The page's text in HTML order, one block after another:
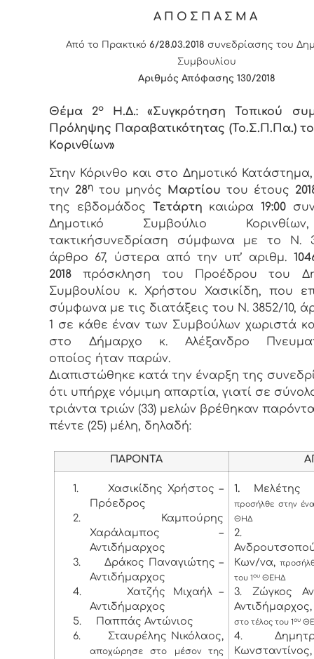
ΑΠΟΣΠΑΣΜΑ
Από το Πρακτικό 6/28.03.2018 συνεδρίασης του
Συμβουλίου
Αριθμός Απόφασης 130/2018
Θέμα 2ο Η.Δ.:
«Συγκρότηση Τοπικού
Πρόληψης Παραβατικότητας (Το.Σ.Π.Πα.)
Κορινθίων»
Στην Κόρινθο και στο Δημοτικό
την 28η του μηνός Μαρτίου του έτους
της εβδομάδος Τετάρτη καιώρα19:00
Δημοτικό Συμβούλιο
τακτικήσυνεδρίαση σύμφωνα με το Ν.
άρθρο 67, ύστερα από την υπ’ αριθμ.
2018πρόσκληση του Προέδρου του
Συμβουλίου κ. Χρήστου Χασικίδη, που
σύμφωνα με τις διατάξεις του Ν. 3852/10,
1 σε κάθε έναν των Συμβούλων χωριστά
στο Δήμαρχο κ. Αλέξανδρο
οποίος ήταν παρών.
Διαπιστώθηκε κατά την έναρξη της
ότι υπήρχε νόμιμη απαρτία, γιατί σε
τριάντα τριών (33) μελών βρέθηκαν παρόντα
πέντε (25) μέλη, δηλαδή:
ΠΑΡΟΝΤΑ
1.
Χασικίδης Χρήστος –
Πρόεδρος
2.
Καμπούρης
Χαράλαμπος –
Αντιδήμαρχος
3.
Δράκος Παναγιώτης –
Αντιδήμαρχος
4.
Χατζής Μιχαήλ –
Αντιδήμαρχος
5.
Παππάς Αντώνιος
6.
Σταυρέλης Νικόλαος,
αποχώρησε στο μέσον της
1. Μελέτης
προσήλθε στην
ΘΗΔ
2.
Κων/να,
του 1ου ΘΕΗΔ
3. Ζώγκος
Αντιδήμαρχος,
στο τέλος του 1ου
4.
Κωνσταντίνος,